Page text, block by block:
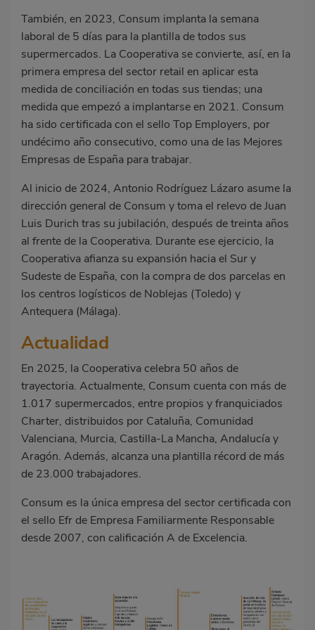
También, en 2023, Consum implanta la semana
laboral de 5 días para la plantilla de todos sus
supermercados. La Cooperativa se convierte, así, en la
primera empresa del sector retail en aplicar esta
medida de conciliación en todas sus tiendas; una
medida que empezó a implantarse en 2021. Consum
ha sido certificada con el sello Top Employers, por
undécimo año consecutivo, como una de las Mejores
Empresas de España para trabajar.
Al inicio de 2024, Antonio Rodríguez Lázaro asume la
dirección general de Consum y toma el relevo de Juan
Luis Durich tras su jubilación, después de treinta años
al frente de la Cooperativa. Durante ese ejercicio, la
Cooperativa afianza su expansión hacia el Sur y
Sudeste de España, con la compra de dos parcelas en
los centros logísticos de Noblejas (Toledo) y
Antequera (Málaga).
Actualidad
En 2025, la Cooperativa celebra 50 años de
trayectoria. Actualmente, Consum cuenta con más de
1.017 supermercados, entre propios y franquiciados
Charter, distribuidos por Cataluña, Comunidad
Valenciana, Murcia, Castilla-La Mancha, Andalucía y
Aragón. Además, alcanza una plantilla récord de más
de 23.000 trabajadores.
Consum es la única empresa del sector certificada con
el sello Efr de Empresa Familiarmente Responsable
desde 2007, con calificación A de Excelencia.